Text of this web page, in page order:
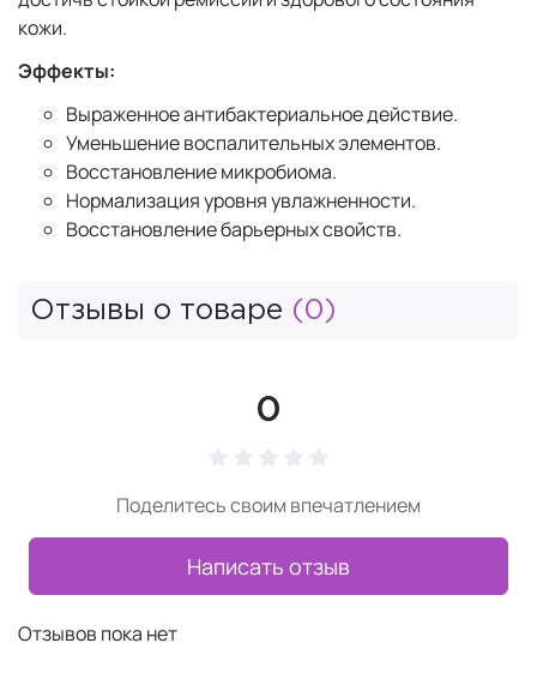
кожи.
Эффекты:
Выраженное антибактериальное действие.
Уменьшение воспалительных элементов.
Восстановление микробиома.
Нормализация уровня увлажненности.
Восстановление барьерных свойств.
Отзывы о товаре (0)
0
Поделитесь своим впечатлением
Написать отзыв
Отзывов пока нет